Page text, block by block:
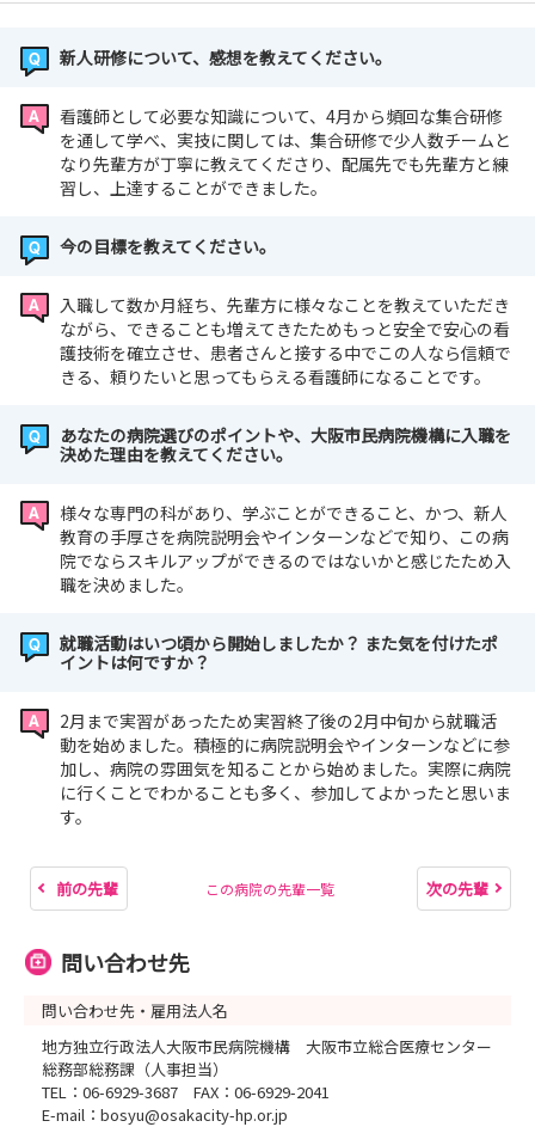
新人研修について、感想を教えてください。
看護師として必要な知識について、4月から頻回な集合研修
を通して学べ、実技に関しては、集合研修で少人数チームと
なり先輩方が丁寧に教えてくださり、配属先でも先輩方と練
習し、上達することができました。
今の目標を教えてください。
入職して数か月経ち、先輩方に様々なことを教えていただき
ながら、できることも増えてきたためもっと安全で安心の看
護技術を確立させ、患者さんと接する中でこの人なら信頼で
きる、頼りたいと思ってもらえる看護師になることです。
あなたの病院選びのポイントや、大阪市民病院機構に入職を
決めた理由を教えてください。
様々な専門の科があり、学ぶことができること、かつ、新人
教育の手厚さを病院説明会やインターンなどで知り、この病
院でならスキルアップができるのではないかと感じたため入
職を決めました。
就職活動はいつ頃から開始しましたか？ また気を付けたポ
イントは何ですか？
2月まで実習があったため実習終了後の2月中旬から就職活
動を始めました。積極的に病院説明会やインターンなどに参
加し、病院の雰囲気を知ることから始めました。実際に病院
に行くことでわかることも多く、参加してよかったと思いま
す。
前の先輩 この病院の先輩一覧 次の先輩
問い合わせ先
問い合わせ先・雇用法人名
地方独立行政法人大阪市民病院機構 大阪市立総合医療センター
総務部総務課（人事担当）
TEL：06-6929-3687 FAX：06-6929-2041
E-mail：bosyu@osakacity-hp.or.jp